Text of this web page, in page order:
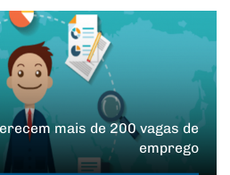
mais de 200 vagas de
emprego